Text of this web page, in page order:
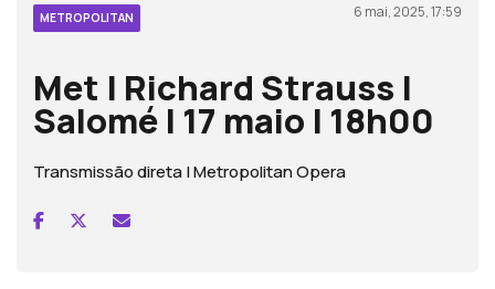
METROPOLITAN 6 mai, 2025, 17:59
Met | Richard Strauss |
Salomé | 17 maio | 18h00
Transmissão direta | Metropolitan Opera